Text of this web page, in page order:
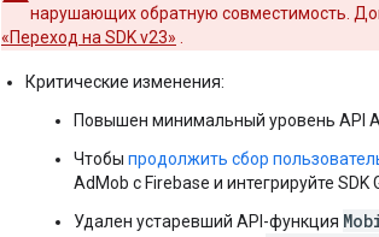
нарушающих обратную совместимость.
«Переход на SDK v23»
Критические изменения:
Повышен минимальный уровень API
Чтобы продолжить сбор
AdMob с Firebase и интегрируйте
Удален устаревший API-функция